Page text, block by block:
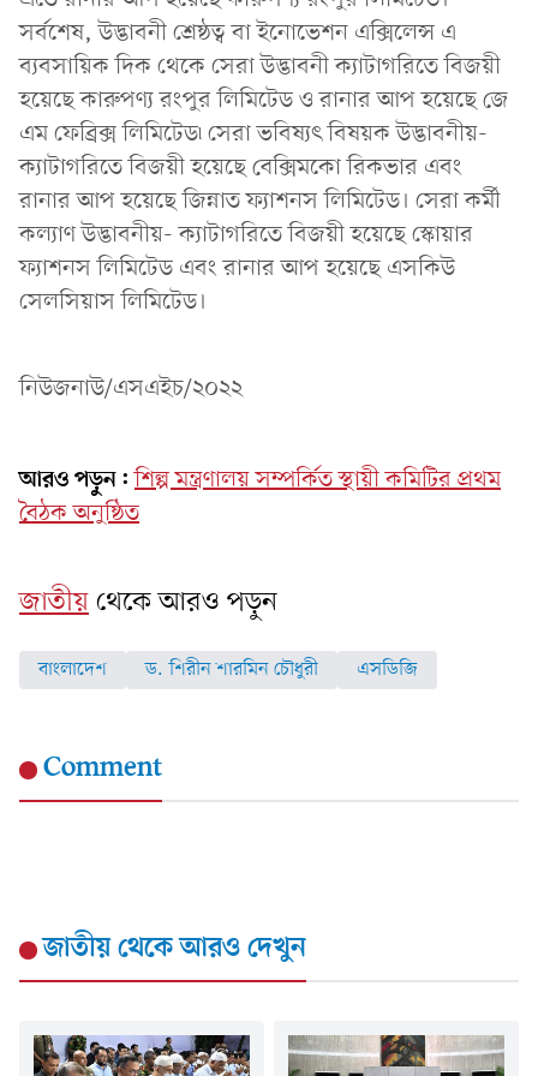
সর্বশেষ, উদ্ভাবনী শ্রেষ্ঠত্ব বা ইনোভেশন এক্সিলেন্স এ
ব্যবসায়িক দিক থেকে সেরা উদ্ভাবনী ক্যাটাগরিতে বিজয়ী
হয়েছে কারুপণ্য রংপুর লিমিটেড ও রানার আপ হয়েছে জে
এম ফেব্রিক্স লিমিটেড৷ সেরা ভবিষ্যৎ বিষয়ক উদ্ভাবনীয়-
ক্যাটাগরিতে বিজয়ী হয়েছে বেক্সিমকো রিকভার এবং
রানার আপ হয়েছে জিন্নাত ফ্যাশনস লিমিটেড। সেরা কর্মী
কল্যাণ উদ্ভাবনীয়- ক্যাটাগরিতে বিজয়ী হয়েছে স্কোয়ার
ফ্যাশনস লিমিটেড এবং রানার আপ হয়েছে এসকিউ
সেলসিয়াস লিমিটেড।
নিউজনাউ/এসএইচ/২০২২
আরও পড়ুন: শিল্প মন্ত্রণালয় সম্পর্কিত স্থায়ী কমিটির প্রথম
বৈঠক অনুষ্ঠিত
জাতীয়থেকে আরও পড়ুন
বাংলাদেশ ড. শিরীন শারমিন চৌধুরী এসডিজি
Comment
জাতীয়থেকে আরও দেখুন